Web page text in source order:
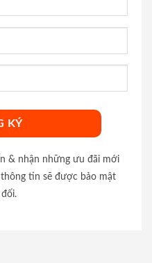
& nhận những ưu đãi mới
tin sẽ được bảo mật